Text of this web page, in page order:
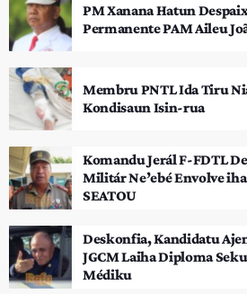
PM Xanana Hatun
Permanente PAM Aileu
Membru PNTL Ida Tiru
Kondisaun Isin-rua
Komandu Jerál F-FDTL
Militár Ne’ebé Envolve
SEATOU
Deskonfia, Kandidatu
JGCM Laiha Diploma
Médiku